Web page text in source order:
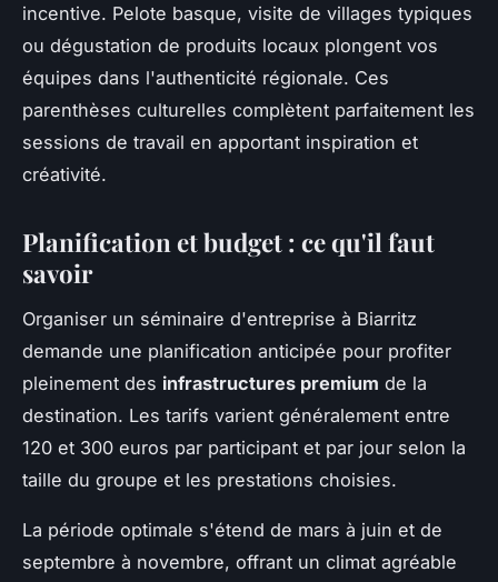
incentive. Pelote basque, visite de villages typiques
ou dégustation de produits locaux plongent vos
équipes dans l'authenticité régionale. Ces
parenthèses culturelles complètent parfaitement les
sessions de travail en apportant inspiration et
créativité.
Planification et budget : ce qu'il faut
savoir
Organiser un séminaire d'entreprise à Biarritz
demande une planification anticipée pour profiter
pleinement des infrastructures premium de la
destination. Les tarifs varient généralement entre
120 et 300 euros par participant et par jour selon la
taille du groupe et les prestations choisies.
La période optimale s'étend de mars à juin et de
septembre à novembre, offrant un climat agréable